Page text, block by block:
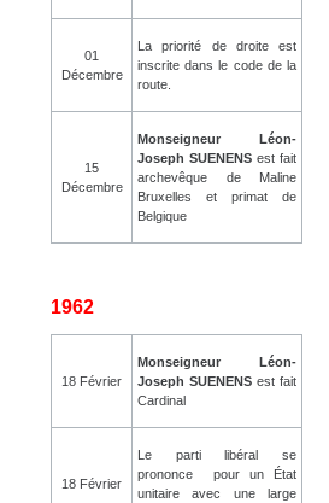
01
Décembre
La priorité de droite est
inscrite dans le code de la
route.
15
Décembre
Monseigneur Léon-
Joseph SUENENS est fait
archevêque de Maline
Bruxelles et primat de
Belgique
1962
18 Février
Monseigneur Léon-
Joseph SUENENS est fait
Cardinal
18 Février
Le parti libéral se
prononce pour un État
unitaire avec une large